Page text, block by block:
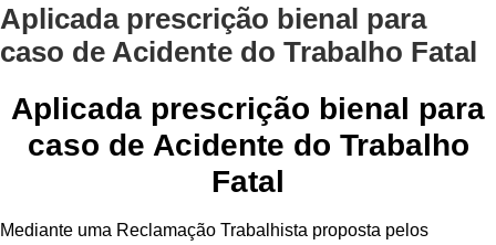
Aplicada prescrição bienal para
caso de Acidente do Trabalho Fatal
Aplicada prescrição bienal para
caso de Acidente do Trabalho
Fatal
Mediante uma Reclamação Trabalhista proposta pelos